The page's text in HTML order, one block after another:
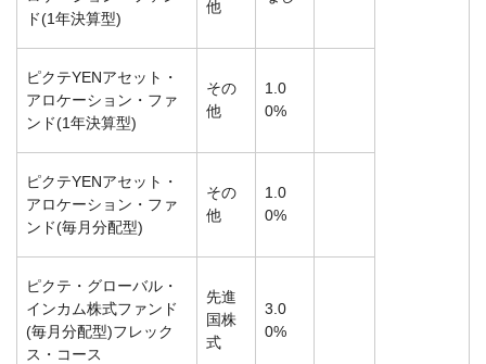
ド(1年決算型)
他
ピクテYENアセット・
アロケーション・ファ
ンド(1年決算型)
その
他
1.0
0%
ピクテYENアセット・
アロケーション・ファ
ンド(毎月分配型)
その
他
1.0
0%
ピクテ・グローバル・
インカム株式ファンド
(毎月分配型)フレック
ス・コース
先進
国株
式
3.0
0%